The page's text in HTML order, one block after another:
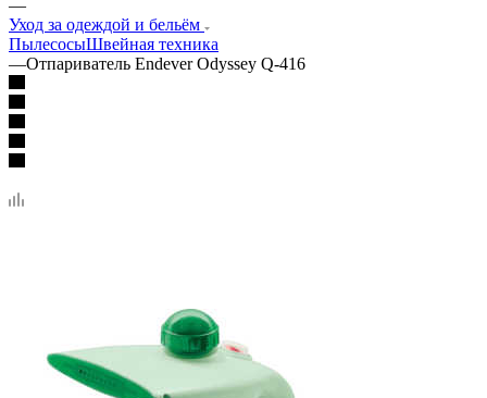
—
Уход за одеждой и бельём
ПылесосыШвейная техника
—Отпариватель Endever Odyssey Q-416